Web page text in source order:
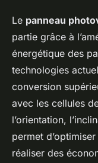
Le panneau
partie grâce à
énergétique des
technologies
conversion
avec les cellules
l’orientation,
permet
réaliser des